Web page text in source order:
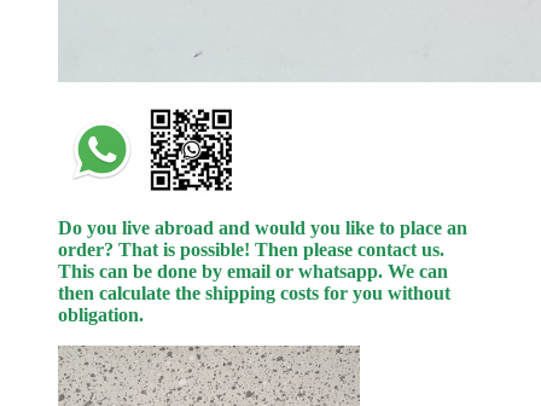
Do you live abroad and would you like to place an
order? That is possible! Then please contact us.
This can be done by email or whatsapp. We can
then calculate the shipping costs for you without
obligation.